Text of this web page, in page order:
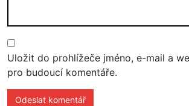
Uložit do prohlížeče jméno, e-mail a
pro budoucí komentáře.